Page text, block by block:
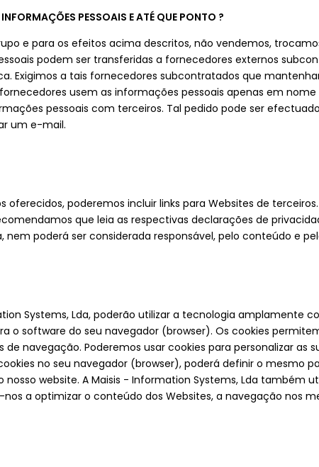
PESSOAIS E ATÉ QUE PONTO ?
e para os efeitos acima descritos, não vendemos,
podem ser transferidas a fornecedores externos
Exigimos a tais fornecedores subcontratados que
usem as informações pessoais apenas em
pessoais com terceiros. Tal pedido pode ser
um e-mail.
oferecidos, poderemos incluir links para Websites de
que leia as respectivas declarações de
nem poderá ser considerada responsável, pelo conteúdo e
Systems, Lda, poderão utilizar a tecnologia amplamente
o software do seu navegador (browser). Os cookies
navegação. Poderemos usar cookies para personalizar as
no seu navegador (browser), poderá definir o mesmo
nosso website. A Maisis - Information Systems, Lda também
a optimizar o conteúdo dos Websites, a navegação nos